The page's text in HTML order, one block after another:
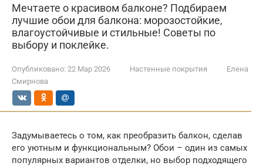
Мечтаете о красивом балконе? Подбираем
лучшие обои для балкона: морозостойкие,
влагоустойчивые и стильные! Советы по
выбору и поклейке.
Опубликовано: 22 Мар 2026 Настенные покрытия
Елена
Смирнова
Задумываетесь о том, как преобразить балкон, сделав
его уютным и функциональным? Обои – один из самых
популярных вариантов отделки, но выбор подходящего